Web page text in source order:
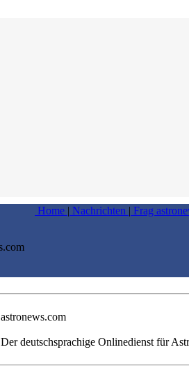
Home | Nachrichten | Frag
astronews.com
Der deutschsprachige Onlinedienst für